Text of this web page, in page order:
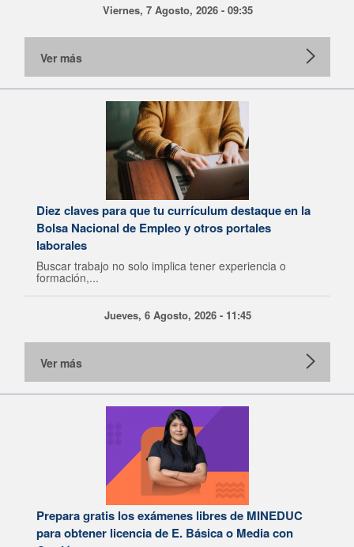
Viernes, 7 Agosto, 2026 - 09:35
Ver más
Diez claves para que tu currículum destaque en la
Bolsa Nacional de Empleo y otros portales
laborales
Buscar trabajo no solo implica tener experiencia o
formación,...
Jueves, 6 Agosto, 2026 - 11:45
Ver más
Prepara gratis los exámenes libres de MINEDUC
para obtener licencia de E. Básica o Media con